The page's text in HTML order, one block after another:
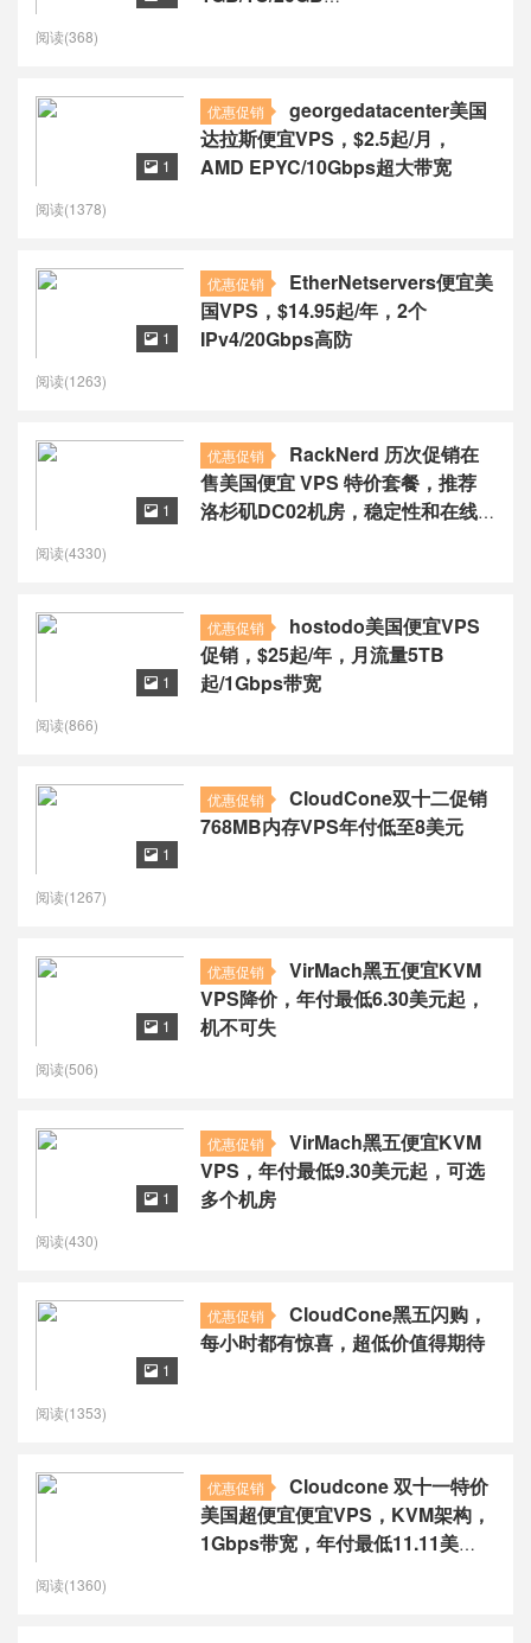
阅读(368)
优惠促销
georgedatacenter美国
达拉斯便宜VPS，$2.5起/月，
AMD EPYC/10Gbps超大带宽
 1
阅读(1378)
优惠促销
EtherNetservers便宜美
国VPS，$14.95起/年，2个
IPv4/20Gbps高防
 1
阅读(1263)
优惠促销
RackNerd 历次促销在
售美国便宜 VPS 特价套餐，推荐
洛杉矶DC02机房，稳定性和在线
 1
阅读(4330)
优惠促销
hostodo美国便宜VPS
促销，$25起/年，月流量5TB
起/1Gbps带宽
 1
阅读(866)
优惠促销
CloudCone双十二促销
768MB内存VPS年付低至8美元
 1
阅读(1267)
优惠促销
VirMach黑五便宜KVM
VPS降价，年付最低6.30美元起，
机不可失
 1
阅读(506)
优惠促销
VirMach黑五便宜KVM
VPS，年付最低9.30美元起，可选
多个机房
 1
阅读(430)
优惠促销
CloudCone黑五闪购，
每小时都有惊喜，超低价值得期待
 1
阅读(1353)
优惠促销
Cloudcone 双十一特价
美国超便宜便宜VPS，KVM架构，
1Gbps带宽，年付最低11.11美
阅读(1360)